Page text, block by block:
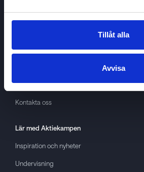
Tillåt alla
Avvisa
OmAktiekampen
About cookies
GDPR
Kontakta oss
Lär med Aktiekampen
Inspiration och nyheter
Undervisning